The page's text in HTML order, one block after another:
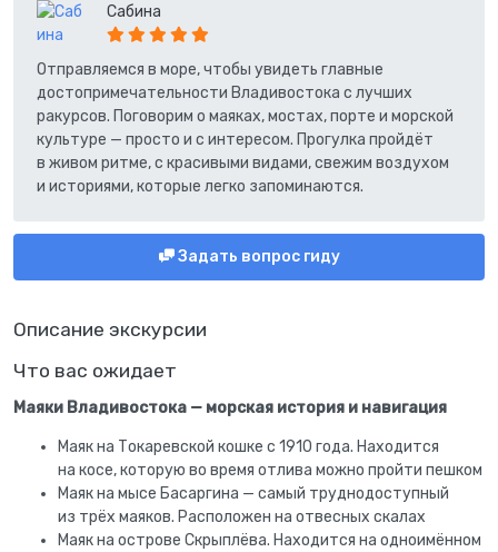
Описание экскурсии
Что вас ожидает
Маяки Владивостока — морская история и навигация
Маяк на Токаревской кошке с 1910 года. Находится
на косе, которую во время отлива можно пройти пешком
Маяк на мысе Басаргина — самый труднодоступный
из трёх маяков. Расположен на отвесных скалах
Маяк на острове Скрыплёва. Находится на одноимённом
Сабина
Отправляемся в море, чтобы увидеть главные
достопримечательности Владивостока с лучших
ракурсов. Поговорим о маяках, мостах, порте и морской
культуре — просто и с интересом. Прогулка пройдёт
в живом ритме, с красивыми видами, свежим воздухом
и историями, которые легко запоминаются.
Задать вопрос гиду